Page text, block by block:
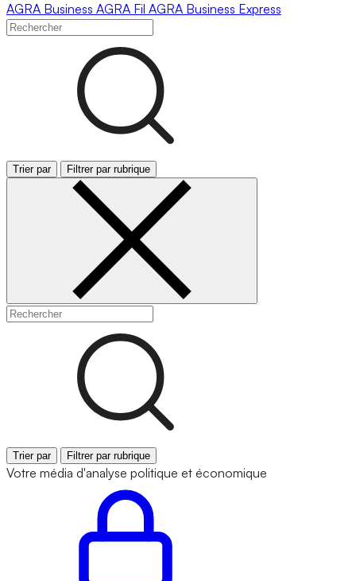
AGRA Business AGRA Fil AGRA Business Express
Trier par Filtrer par rubrique
Trier par Filtrer par rubrique
Votre média d'analyse politique et économique